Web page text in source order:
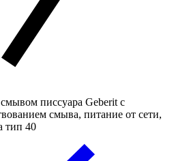
писсуара Geberit с
смыва, питание от сети,
тип 40